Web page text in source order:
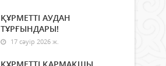
ҚҰРМЕТТІ АУДАН
ТҰРҒЫНДАРЫ!
17 сәуір 2026 ж.
ҚҰРМЕТТІ ҚАРМАҚШЫ